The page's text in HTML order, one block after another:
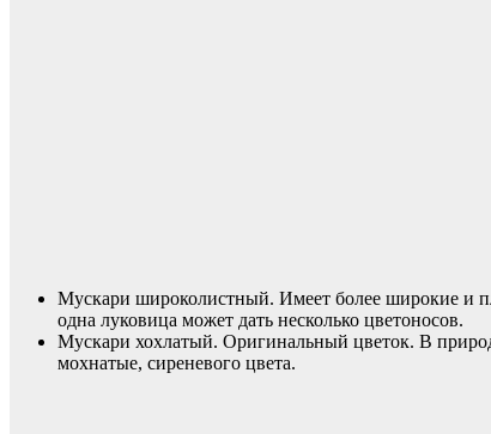
Мускари широколистный. Имеет более широкие и
одна луковица может дать несколько цветоносов.
Мускари хохлатый. Оригинальный цветок. В
мохнатые, сиреневого цвета.